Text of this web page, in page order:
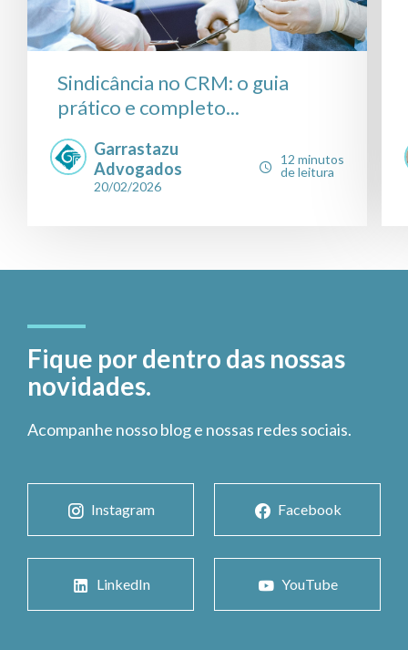
Sindicância no CRM: o guia
prático e completo...
Garrastazu
Advogados
20/02/2026
12 minutos
de leitura
Fique por dentro das nossas
novidades.
Acompanhe nosso blog e nossas redes sociais.
Instagram Facebook
LinkedIn YouTube